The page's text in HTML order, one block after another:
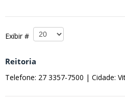
Exibir #
Reitoria
Telefone: 27 3357-7500 | Cidade: